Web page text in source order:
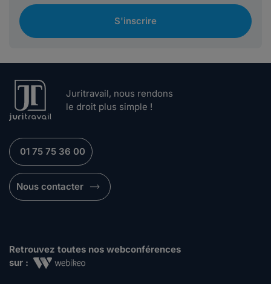
S'inscrire
Juritravail, nous rendons
le droit plus simple !
01 75 75 36 00
Nous contacter
Retrouvez toutes nos webconférences
sur :